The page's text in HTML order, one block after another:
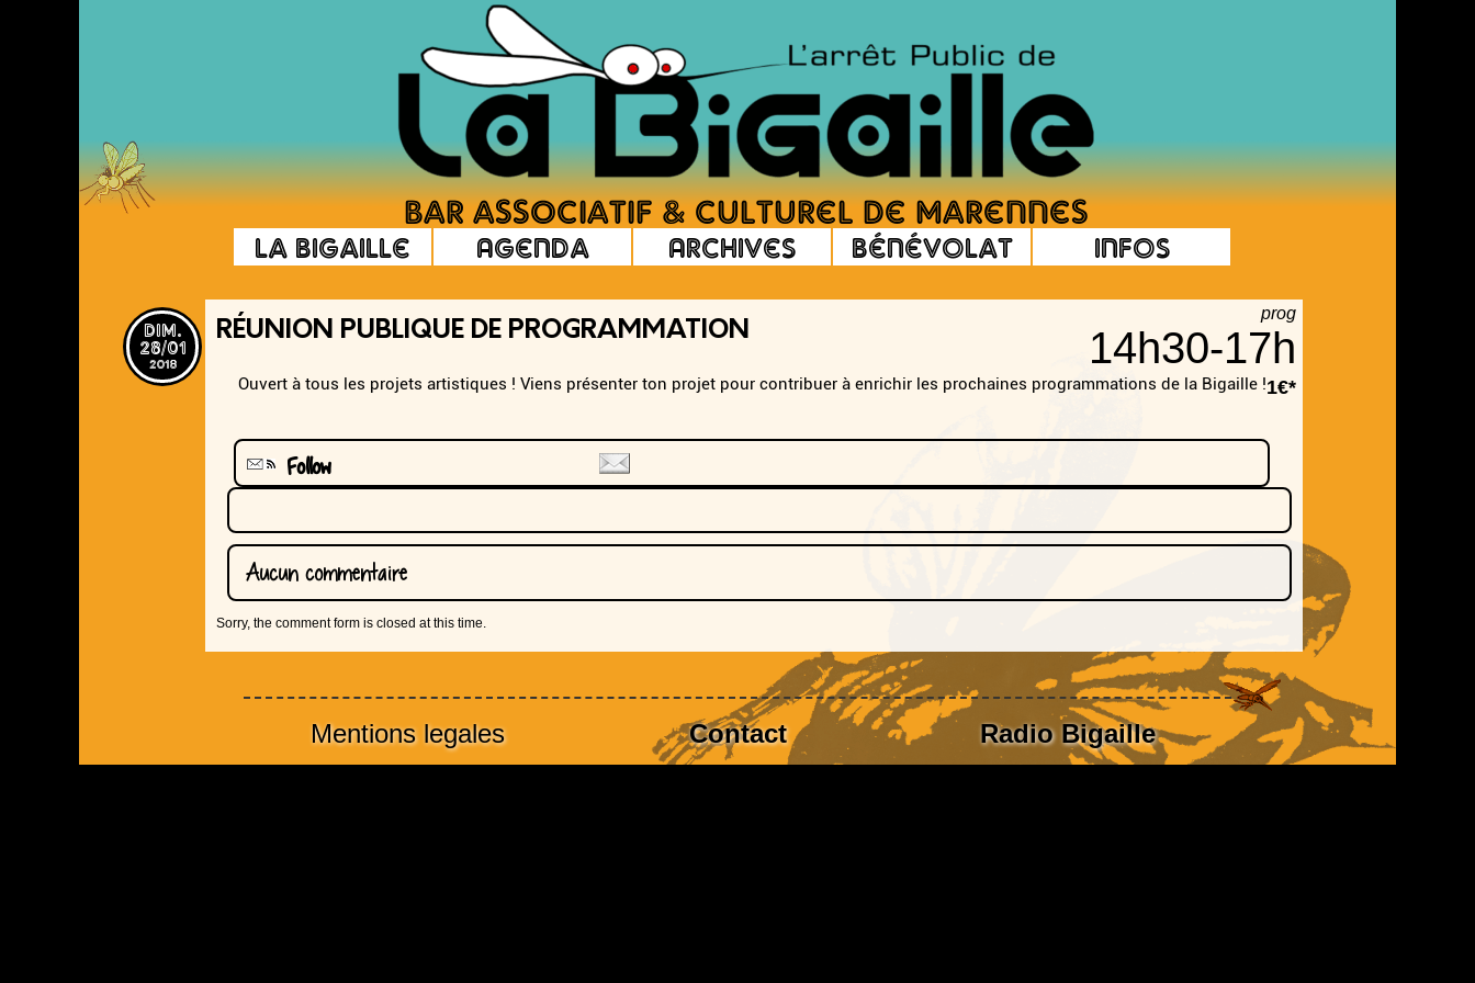
La Bigaille Agenda Archives Bénévolat Infos
dim.
28/01
2018
prog
14h30-17h
1€*
RÉUNION PUBLIQUE DE PROGRAMMATION
Ouvert à tous les projets artistiques ! Viens présenter ton projet pour contribuer à enrichir les prochaines programmations de la Bigaille !
Follow
Aucun commentaire
Sorry, the comment form is closed at this time.
Mentions legales Contact Radio Bigaille